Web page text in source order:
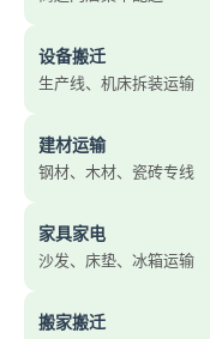
设备搬迁
生产线、机床拆装运输
建材运输
钢材、木材、瓷砖专线
家具家电
沙发、床垫、冰箱运输
搬家搬迁